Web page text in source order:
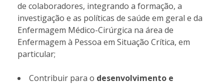
de colaboradores, integrando a formação, a
investigação e as políticas de saúde em geral e da
Enfermagem Médico-Cirúrgica na área de
Enfermagem à Pessoa em Situação Crítica, em
particular;
Contribuir para o desenvolvimento e